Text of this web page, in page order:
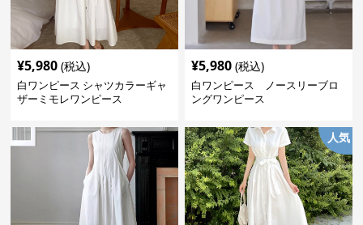
¥5,980 (税込)
白ワンピース シャツカラーギャ
ザーミモレワンピース
¥5,980 (税込)
白ワンピース ノースリーブロ
ングワンピース
人気